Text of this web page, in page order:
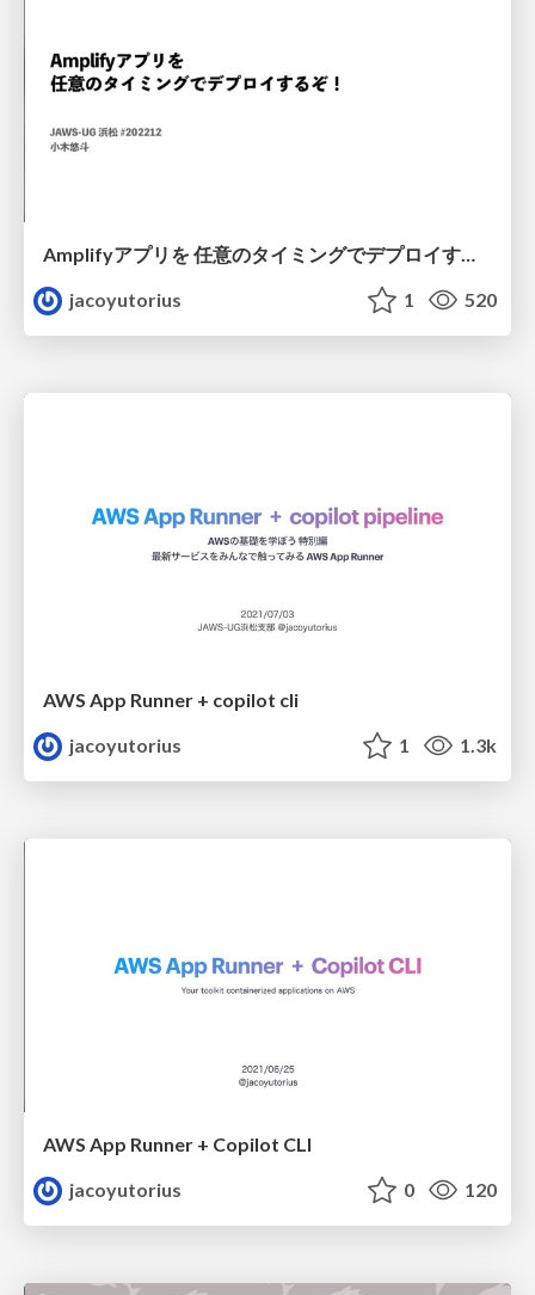
Amplifyアプリを 任意のタイミングでデプロイするぞ！
jacoyutorius
1 520
AWS App Runner + copilot cli
jacoyutorius
1 1.3k
AWS App Runner + Copilot CLI
jacoyutorius
0 120